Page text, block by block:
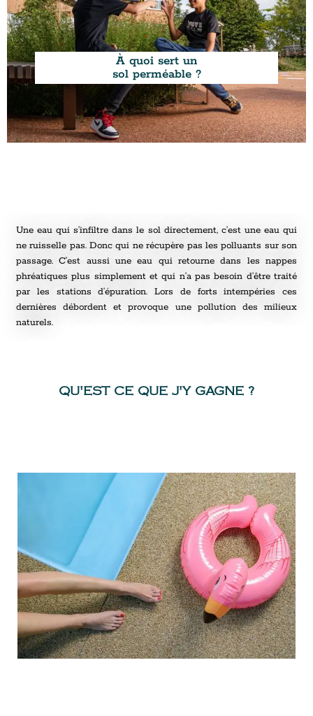
À quoi sert un
sol perméable ?
Une eau qui s’infiltre dans le sol directement, c’est une eau qui
ne ruisselle pas. Donc qui ne récupère pas les polluants sur son
passage. C’est aussi une eau qui retourne dans les nappes
phréatiques plus simplement et qui n’a pas besoin d’être traité
par les stations d’épuration. Lors de forts intempéries ces
dernières débordent et provoque une pollution des milieux
naturels.
QU'EST CE QUE J'Y GAGNE ?